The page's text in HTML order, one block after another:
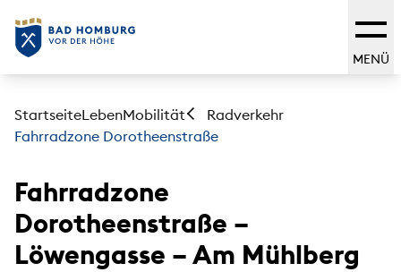
MENÜ
StartseiteLebenMobilität
Radverkehr
Fahrradzone Dorotheenstraße
Fahrradzone
Dorotheenstraße –
Löwengasse – Am Mühlberg